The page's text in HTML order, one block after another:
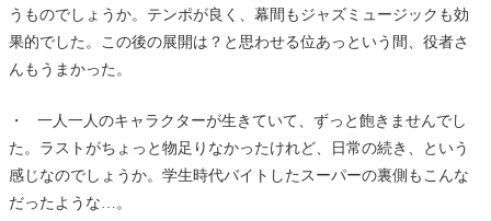
うものでしょうか。テンポが良く、幕間もジャズミュージックも効
果的でした。この後の展開は？と思わせる位あっという間、役者さ
んもうまかった。
・ 一人一人のキャラクターが生きていて、ずっと飽きませんでし
た。ラストがちょっと物足りなかったけれど、日常の続き、という
感じなのでしょうか。学生時代バイトしたスーパーの裏側もこんな
だったような…。